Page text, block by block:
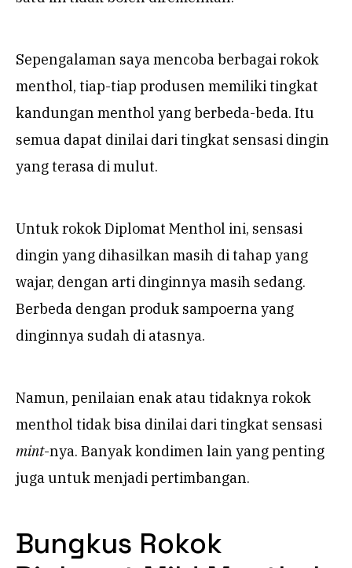
Sepengalaman saya mencoba berbagai rokok
menthol, tiap-tiap produsen memiliki tingkat
kandungan menthol yang berbeda-beda. Itu
semua dapat dinilai dari tingkat sensasi dingin
yang terasa di mulut.
Untuk rokok Diplomat Menthol ini, sensasi
dingin yang dihasilkan masih di tahap yang
wajar, dengan arti dinginnya masih sedang.
Berbeda dengan produk sampoerna yang
dinginnya sudah di atasnya.
Namun, penilaian enak atau tidaknya rokok
menthol tidak bisa dinilai dari tingkat sensasi
mint-nya. Banyak kondimen lain yang penting
juga untuk menjadi pertimbangan.
Bungkus Rokok